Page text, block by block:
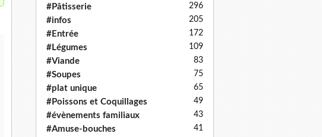
#Pâtisserie 296
#infos 205
#Entrée 172
#Légumes 109
#Viande 83
#Soupes 75
#plat unique 65
#Poissons et Coquillages 49
#évènements familiaux 43
#Amuse-bouches 41